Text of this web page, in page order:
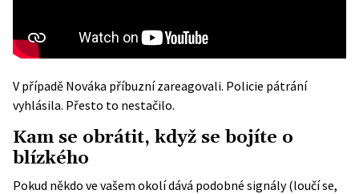
V případě Nováka příbuzní zareagovali. Policie pátrání
vyhlásila. Přesto to nestačilo.
Kam se obrátit, když se bojíte o
blízkého
Pokud někdo ve vašem okolí dává podobné signály (loučí se,